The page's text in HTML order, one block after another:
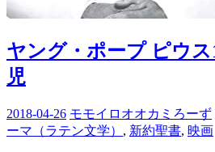
ヤング・ポープ ピウ
児
2018-04-26 モモイロオオカミろーず
ーマ（ラテン文学） , 新約聖書, 映画